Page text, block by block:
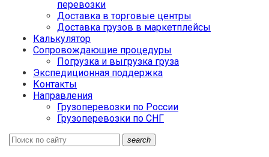
перевозки
Доставка в торговые центры
Доставка грузов в маркетплейсы
Калькулятор
Сопровождающие процедуры
Погрузка и выгрузка груза
Экспедиционная поддержка
Контакты
Направления
Грузоперевозки по России
Грузоперевозки по СНГ
search